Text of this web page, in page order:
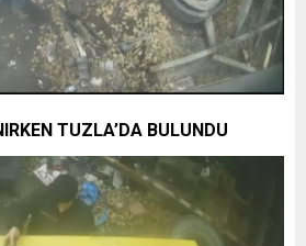
TUZLA’DA BULUNDU